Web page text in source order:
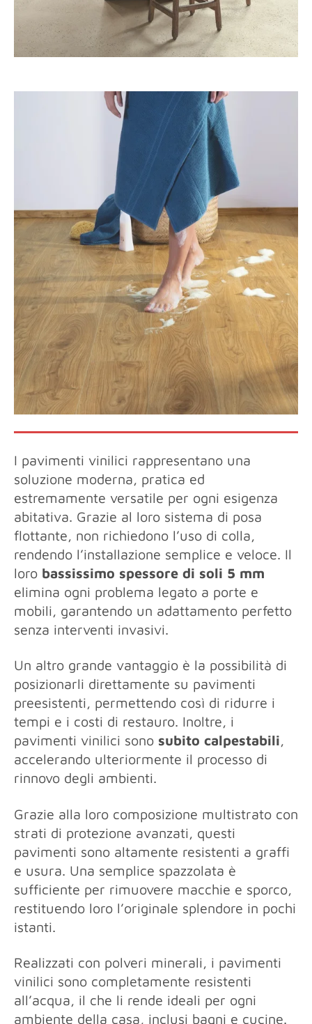
I pavimenti vinilici rappresentano una
soluzione moderna, pratica ed
estremamente versatile per ogni esigenza
abitativa. Grazie al loro sistema di posa
flottante, non richiedono l’uso di colla,
rendendo l’installazione semplice e veloce. Il
loro bassissimo spessore di soli 5 mm
elimina ogni problema legato a porte e
mobili, garantendo un adattamento perfetto
senza interventi invasivi.
Un altro grande vantaggio è la possibilità di
posizionarli direttamente su pavimenti
preesistenti, permettendo così di ridurre i
tempi e i costi di restauro. Inoltre, i
pavimenti vinilici sono subito calpestabili,
accelerando ulteriormente il processo di
rinnovo degli ambienti.
Grazie alla loro composizione multistrato con
strati di protezione avanzati, questi
pavimenti sono altamente resistenti a graffi
e usura. Una semplice spazzolata è
sufficiente per rimuovere macchie e sporco,
restituendo loro l’originale splendore in pochi
istanti.
Realizzati con polveri minerali, i pavimenti
vinilici sono completamente resistenti
all’acqua, il che li rende ideali per ogni
ambiente della casa, inclusi bagni e cucine.